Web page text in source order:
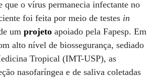
que o vírus permanecia infectante no
foi feita por meio de testes in
um projeto apoiado pela Fapesp. Em
alto nível de biossegurança, sediado
Tropical (IMT-USP), as
nasofaríngea e de saliva coletadas